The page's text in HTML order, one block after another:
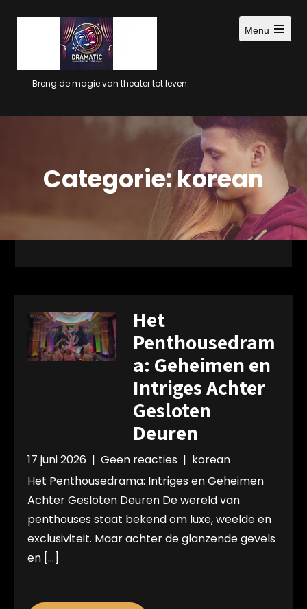
Breng de magie van theater tot leven.
Menu
Open
Categorie:korean
Het
Penthousedram
a: Geheimen en
Intriges Achter
Gesloten
Deuren
17 juni 2026 | Geen reacties | korean
Het Penthousedrama: Intriges en Geheimen
Achter Gesloten Deuren De wereld van
penthouses staat bekend om luxe, weelde en
exclusiviteit. Maar achter de glanzende gevels
en […]